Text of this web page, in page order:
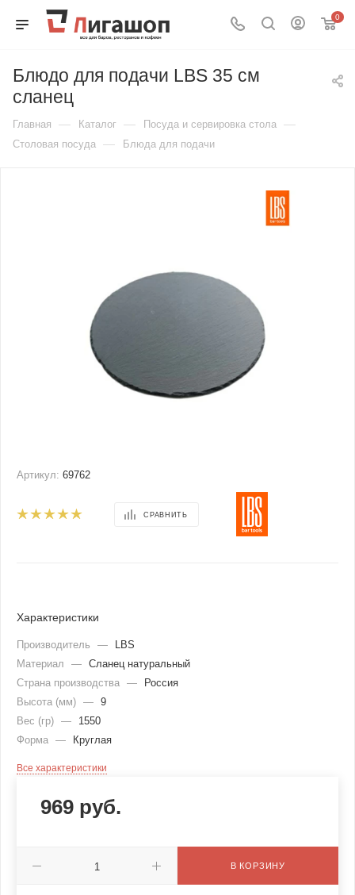
0
Блюдо для подачи LBS 35 см
сланец
Главная — Каталог — Посуда и сервировка стола —
Столовая посуда — Блюда для подачи
Артикул: 69762
СРАВНИТЬ
Характеристики
Производитель —
LBS
Материал
— Сланец натуральный
Страна производства —
Россия
Высота (мм) — 9
Вес (гр) —
1550
Форма — Круглая
Все характеристики
969 руб.
В КОРЗИНУ